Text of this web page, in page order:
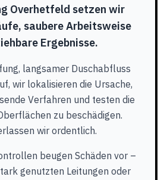
Overhetfeld setzen wir
saubere Arbeitsweise
Ergebnisse.
langsamer Duschabfluss
wir lokalisieren die Ursache,
Verfahren und testen die
zu beschädigen.
wir ordentlich.
beugen Schäden vor –
genutzten Leitungen oder